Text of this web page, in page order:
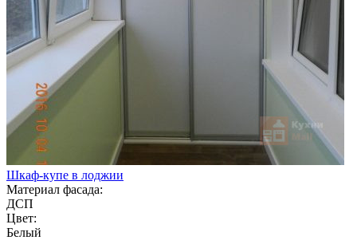
Шкаф-купе в лоджии
Материал фасада:
ДСП
Цвет:
Белый